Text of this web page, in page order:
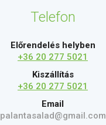
Telefon
Előrendelés helyben
+36 20 277 5021
Kiszállítás
+36 20 277 5021
Email
palantasalad@gmail.com